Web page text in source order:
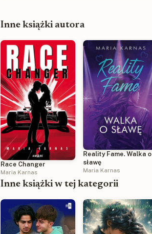
Inne książki autora
Race Changer
Maria Karnas
Reality Fame. Walka o
sławę
Maria Karnas
Inne książki w tej kategorii